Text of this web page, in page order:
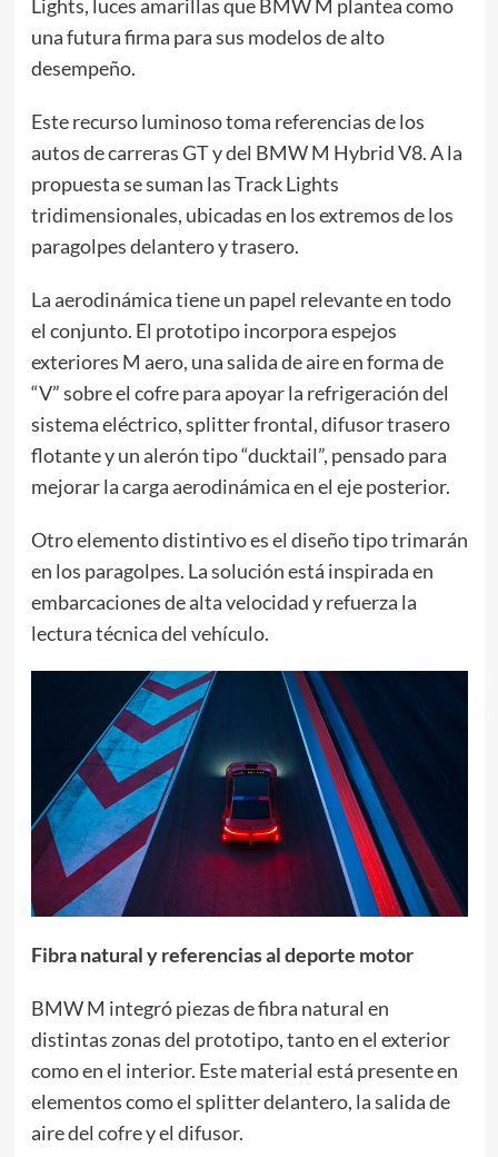
Lights, luces amarillas que BMW M plantea como
una futura firma para sus modelos de alto
desempeño.
Este recurso luminoso toma referencias de los
autos de carreras GT y del BMW M Hybrid V8. A la
propuesta se suman las Track Lights
tridimensionales, ubicadas en los extremos de los
paragolpes delantero y trasero.
La aerodinámica tiene un papel relevante en todo
el conjunto. El prototipo incorpora espejos
exteriores M aero, una salida de aire en forma de
“V” sobre el cofre para apoyar la refrigeración del
sistema eléctrico, splitter frontal, difusor trasero
flotante y un alerón tipo “ducktail”, pensado para
mejorar la carga aerodinámica en el eje posterior.
Otro elemento distintivo es el diseño tipo trimarán
en los paragolpes. La solución está inspirada en
embarcaciones de alta velocidad y refuerza la
lectura técnica del vehículo.
Fibra natural y referencias al deporte motor
BMW M integró piezas de fibra natural en
distintas zonas del prototipo, tanto en el exterior
como en el interior. Este material está presente en
elementos como el splitter delantero, la salida de
aire del cofre y el difusor.